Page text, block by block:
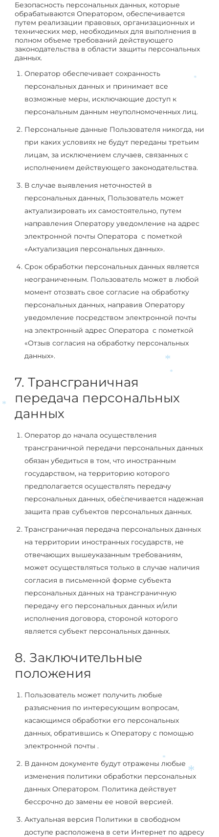
Безопасность персональных данных, которые
обрабатываются Оператором, обеспечивается
путем реализации правовых, организационных и
технических мер, необходимых для выполнения в
полном объеме требований действующего
законодательства в области защиты персональных
данных.
Оператор обеспечивает сохранность
персональных данных и принимает все
возможные меры, исключающие доступ к
персональным данным неуполномоченных лиц.
Персональные данные Пользователя никогда, ни
при каких условиях не будут переданы третьим
лицам, за исключением случаев, связанных с
исполнением действующего законодательства.
В случае выявления неточностей в
персональных данных, Пользователь может
актуализировать их самостоятельно, путем
направления Оператору уведомление на адрес
электронной почты Оператора с пометкой
«Актуализация персональных данных».
Срок обработки персональных данных является
неограниченным. Пользователь может в любой
момент отозвать свое согласие на обработку
персональных данных, направив Оператору
уведомление посредством электронной почты
на электронный адрес Оператора с пометкой
«Отзыв согласия на обработку персональных
данных».
7. Трансграничная
передача персональных
данных
Оператор до начала осуществления
трансграничной передачи персональных данных
обязан убедиться в том, что иностранным
государством, на территорию которого
предполагается осуществлять передачу
персональных данных, обеспечивается надежная
защита прав субъектов персональных данных.
Трансграничная передача персональных данных
на территории иностранных государств, не
отвечающих вышеуказанным требованиям,
может осуществляться только в случае наличия
согласия в письменной форме субъекта
персональных данных на трансграничную
передачу его персональных данных и/или
исполнения договора, стороной которого
является субъект персональных данных.
8. Заключительные
положения
Пользователь может получить любые
разъяснения по интересующим вопросам,
касающимся обработки его персональных
данных, обратившись к Оператору с помощью
электронной почты .
В данном документе будут отражены любые
изменения политики обработки персональных
данных Оператором. Политика действует
бессрочно до замены ее новой версией.
Актуальная версия Политики в свободном
доступе расположена в сети Интернет по адресу
*
*